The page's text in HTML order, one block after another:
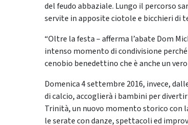
del feudo abbaziale. Lungo il percorso
servite in apposite ciotole e bicchieri di
“Oltre la festa – afferma l’abate Dom
intenso momento di condivisione
cenobio benedettino che è anche un
Domenica 4 settembre 2016, invece,
di calcio, accoglierà i bambini per
Trinità, un nuovo momento storico con
le serate con danze, spettacoli ed